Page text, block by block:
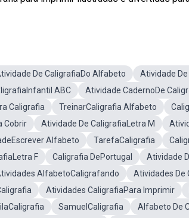
De CaligrafiaDo Alfabeto
Atividade
ABC Atividade CadernoDe
Caligrafia TreinarCaligrafia Alfabeto
Cobrir Atividade De CaligrafiaLetra M
Alfabeto TarefaCaligrafia
F Caligrafia DePortugal
Atividade
AlfabetoCaligrafando
Atividades De
Atividades CaligrafiaPara Imprimir
SamuelCaligrafia
Alfabeto De